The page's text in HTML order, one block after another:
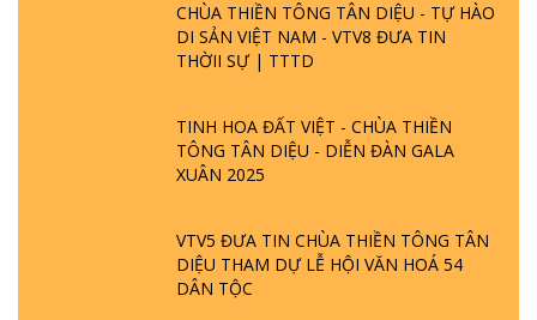
CHÙA THIỀN TÔNG TÂN DIỆU - TỰ HÀO
DI SẢN VIỆT NAM - VTV8 ĐƯA TIN
THỜII SỰ | TTTD
TINH HOA ĐẤT VIỆT - CHÙA THIỀN
TÔNG TÂN DIỆU - DIỄN ĐÀN GALA
XUÂN 2025
VTV5 ĐƯA TIN CHÙA THIỀN TÔNG TÂN
DIỆU THAM DỰ LỄ HỘI VĂN HOÁ 54
DÂN TỘC